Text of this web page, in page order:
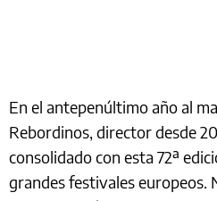
En el antepenúltimo año al
Rebordinos, director desde
consolidado con esta 72ª
grandes festivales europeos.